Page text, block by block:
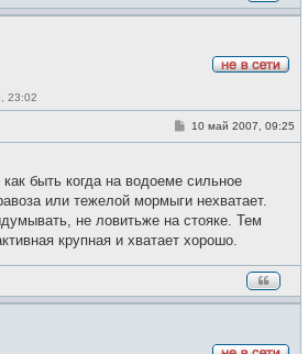
е
т
23:02
С
щ
н
и
10 май 2007, 09:25
быть когда на водоеме сильное
или тежелой мормыги нехватает.
не ловитьже на стояке. Тем
крупная и хватает хорошо.